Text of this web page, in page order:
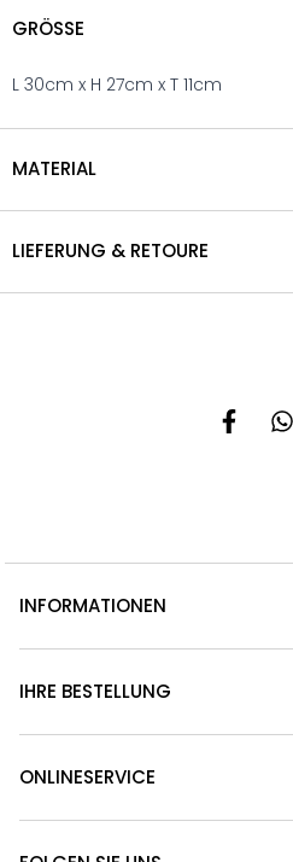
GRÖSSE
L 30cm x H 27cm x T 11cm
MATERIAL
LIEFERUNG & RETOURE
INFORMATIONEN
IHRE BESTELLUNG
ONLINESERVICE